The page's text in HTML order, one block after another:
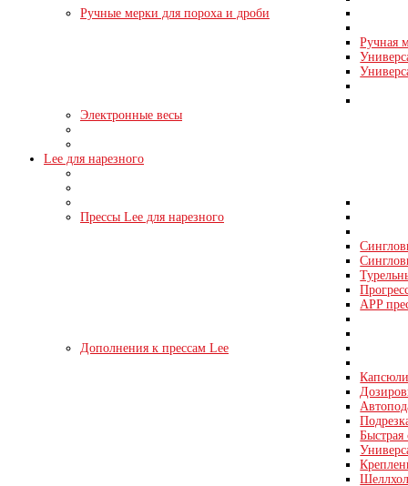
Ручные мерки для пороха и дроби
Ручная
Электронные весы
Lee для нарезного
Прессы Lee для нарезного
APP
Дополнения к прессам Lee
Быстрая